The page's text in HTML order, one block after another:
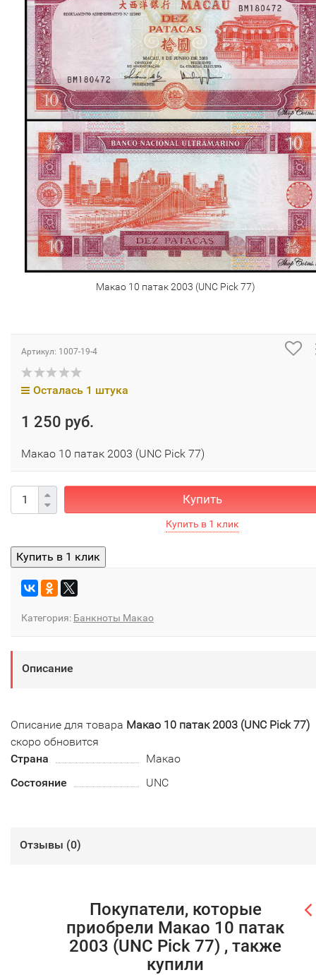
Макао 10 патак 2003 (UNC Pick 77)
Артикул: 1007-19-4
Осталась 1 штука
1 250 руб.
Макао 10 патак 2003 (UNC Pick 77)
Купить
Категория: Банкноты Макао
Описание
Описание для товара Макао 10 патак 2003 (UNC Pick 77)
скоро обновится
Страна
Макао
Состояние
UNC
Отзывы (0)
Покупатели, которые
приобрели Макао 10 патак
2003 (UNC Pick 77) , также
купили